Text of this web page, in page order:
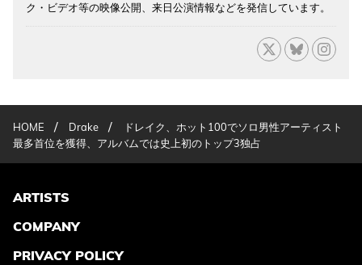
ク・ビデオ等の映像公開、来日公演情報などを発信しています。
HOME / Drake /
ドレイク、ホット100でソロ男性アーティスト
最多首位を獲得、アルバムでは史上初のトップ3独占
ARTISTS
COMPANY
PRIVACY POLICY